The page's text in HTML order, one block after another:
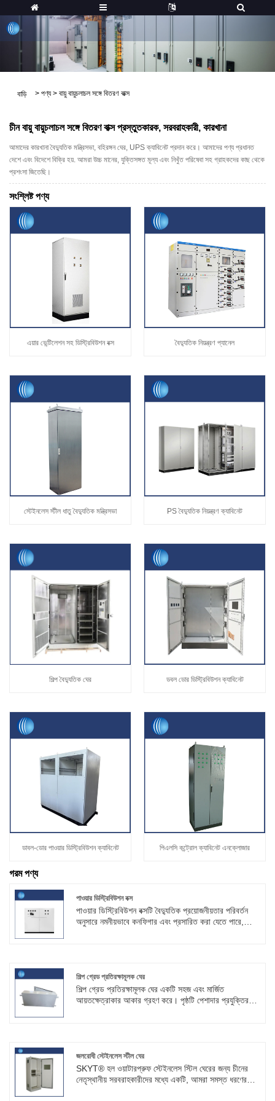
বাড়ি > পণ্য > বায়ু বায়ুচলাচল সঙ্গে বিতরণ বাক্স
চীন বায়ু বায়ুচলাচল সঙ্গে বিতরণ বাক্স প্রস্তুতকারক, সরবরাহকারী, কারখানা
আমাদের কারখানা বৈদ্যুতিক মন্ত্রিসভা, বহিরঙ্গন ঘের, UPS ক্যাবিনেট প্রদান করে। আমাদের পণ্য প্রধানত
দেশে এবং বিদেশে বিক্রি হয়. আমরা উচ্চ মানের, যুক্তিসঙ্গত মূল্য এবং নিখুঁত পরিষেবা সহ গ্রাহকদের কাছ থেকে
প্রশংসা জিতেছি।
সংশ্লিষ্ট পণ্য
এয়ার ভেন্টিলেশন সহ ডিস্ট্রিবিউশন বক্স বৈদ্যুতিক নিয়ন্ত্রণ প্যানেল
স্টেইনলেস স্টীল ধাতু বৈদ্যুতিক মন্ত্রিসভা PS বৈদ্যুতিক নিয়ন্ত্রণ ক্যাবিনেট
শিল্প বৈদ্যুতিক ঘের ডবল ডোর ডিস্ট্রিবিউশন ক্যাবিনেট
ডাবল-ডোর পাওয়ার ডিস্ট্রিবিউশন ক্যাবিনেট পিএলসি কন্ট্রোল ক্যাবিনেট এনক্লোজার
গরম পণ্য
পাওয়ার ডিস্ট্রিবিউশন বক্স
পাওয়ার ডিস্ট্রিবিউশন বক্সটি বৈদ্যুতিক প্রয়োজনীয়তার পরিবর্তন
অনুসারে নমনীয়ভাবে কনফিগার এবং প্রসারিত করা যেতে পারে,
শিল্প গ্রেড প্রতিরক্ষামূলক ঘের
শিল্প গ্রেড প্রতিরক্ষামূলক ঘের একটি সহজ এবং মার্জিত
আয়তক্ষেত্রাকার আকার গ্রহণ করে। পৃষ্ঠটি পেশাদার প্রযুক্তির
জলরোধী স্টেইনলেস স্টীল ঘের
SKYT® হল ওয়াটারপ্রুফ স্টেইনলেস স্টিল ঘেরের জন্য চীনের
নেতৃস্থানীয় সরবরাহকারীদের মধ্যে একটি, আমরা সমস্ত ধরণের